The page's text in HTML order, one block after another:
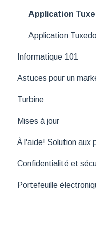
Application
Application
Informatique 101
Astuces pour un
Outils de suivi
API
Turbine
Fonctionnalités
Mises à jour
À l'aide! Solution aux
Confidentialité et
Portefeuille